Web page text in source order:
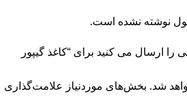
نوشته نشده است.
را ارسال می کنید برای “کاغذ گیپور
شد. بخش‌های موردنیاز علامت‌گذاری